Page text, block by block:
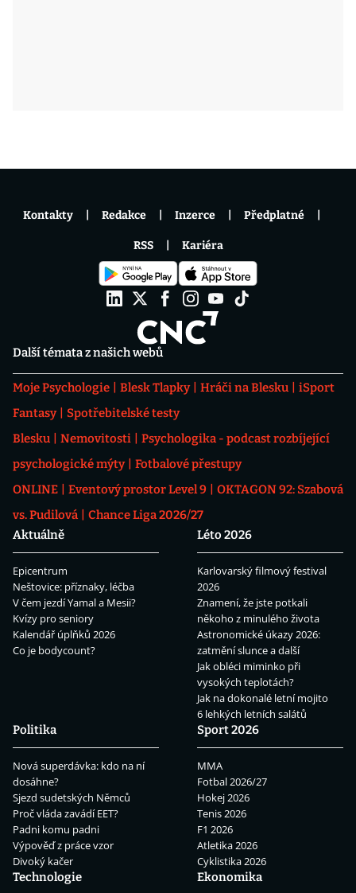
Další témata z našich webů
Moje Psychologie Blesk Tlapky Hráči na Blesku
iSport
Fantasy
Spotřebitelské testy
Blesku
Nemovitosti
Psychologika - podcast rozbíjející
psychologické mýty
Fotbalové přestupy
ONLINE
Eventový prostor Level 9
OKTAGON 92: Szabová
vs. Pudilová
Chance Liga 2026/27
Aktuálně
Epicentrum
Neštovice: příznaky, léčba
V čem jezdí Yamal a Mesii?
Kvízy pro seniory
Kalendář úplňků 2026
Co je bodycount?
Léto 2026
Karlovarský filmový festival
2026
Znamení, že jste potkali
někoho z minulého života
Astronomické úkazy 2026:
zatmění slunce a další
Jak obléci miminko při
vysokých teplotách?
Jak na dokonalé letní mojito
6 lehkých letních salátů
Politika
Nová superdávka: kdo na ní
dosáhne?
Sjezd sudetských Němců
Proč vláda zavádí EET?
Padni komu padni
Výpověď z práce vzor
Divoký kačer
Sport 2026
MMA
Fotbal 2026/27
Hokej 2026
Tenis 2026
F1 2026
Atletika 2026
Cyklistika 2026
Technologie
Ekonomika
Kontakty Redakce Inzerce Předplatné
RSS Kariéra